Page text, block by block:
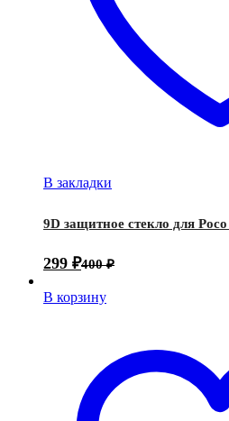
В закладки
9D защитное стекло для
299 ₽400₽
В корзину